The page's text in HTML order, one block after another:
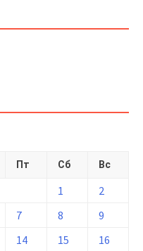
Пт Сб Вс
1
2
7 8
9
14 15
16